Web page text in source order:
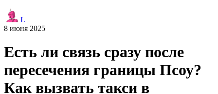
L
8 июня 2025
Есть ли связь сразу после
пересечения границы Псоу?
Как вызвать такси в